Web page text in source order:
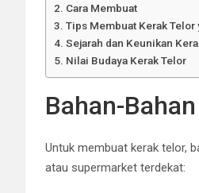
Cara Membuat
Tips Membuat Kerak Telor
Sejarah dan Keunikan
Nilai Budaya Kerak Telor
Bahan-Bahan
Untuk membuat kerak telor,
atau supermarket terdekat: